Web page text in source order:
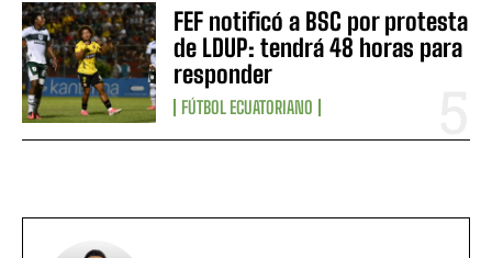
FEF notificó a BSC por protesta
de LDUP: tendrá 48 horas para
responder
FÚTBOL ECUATORIANO